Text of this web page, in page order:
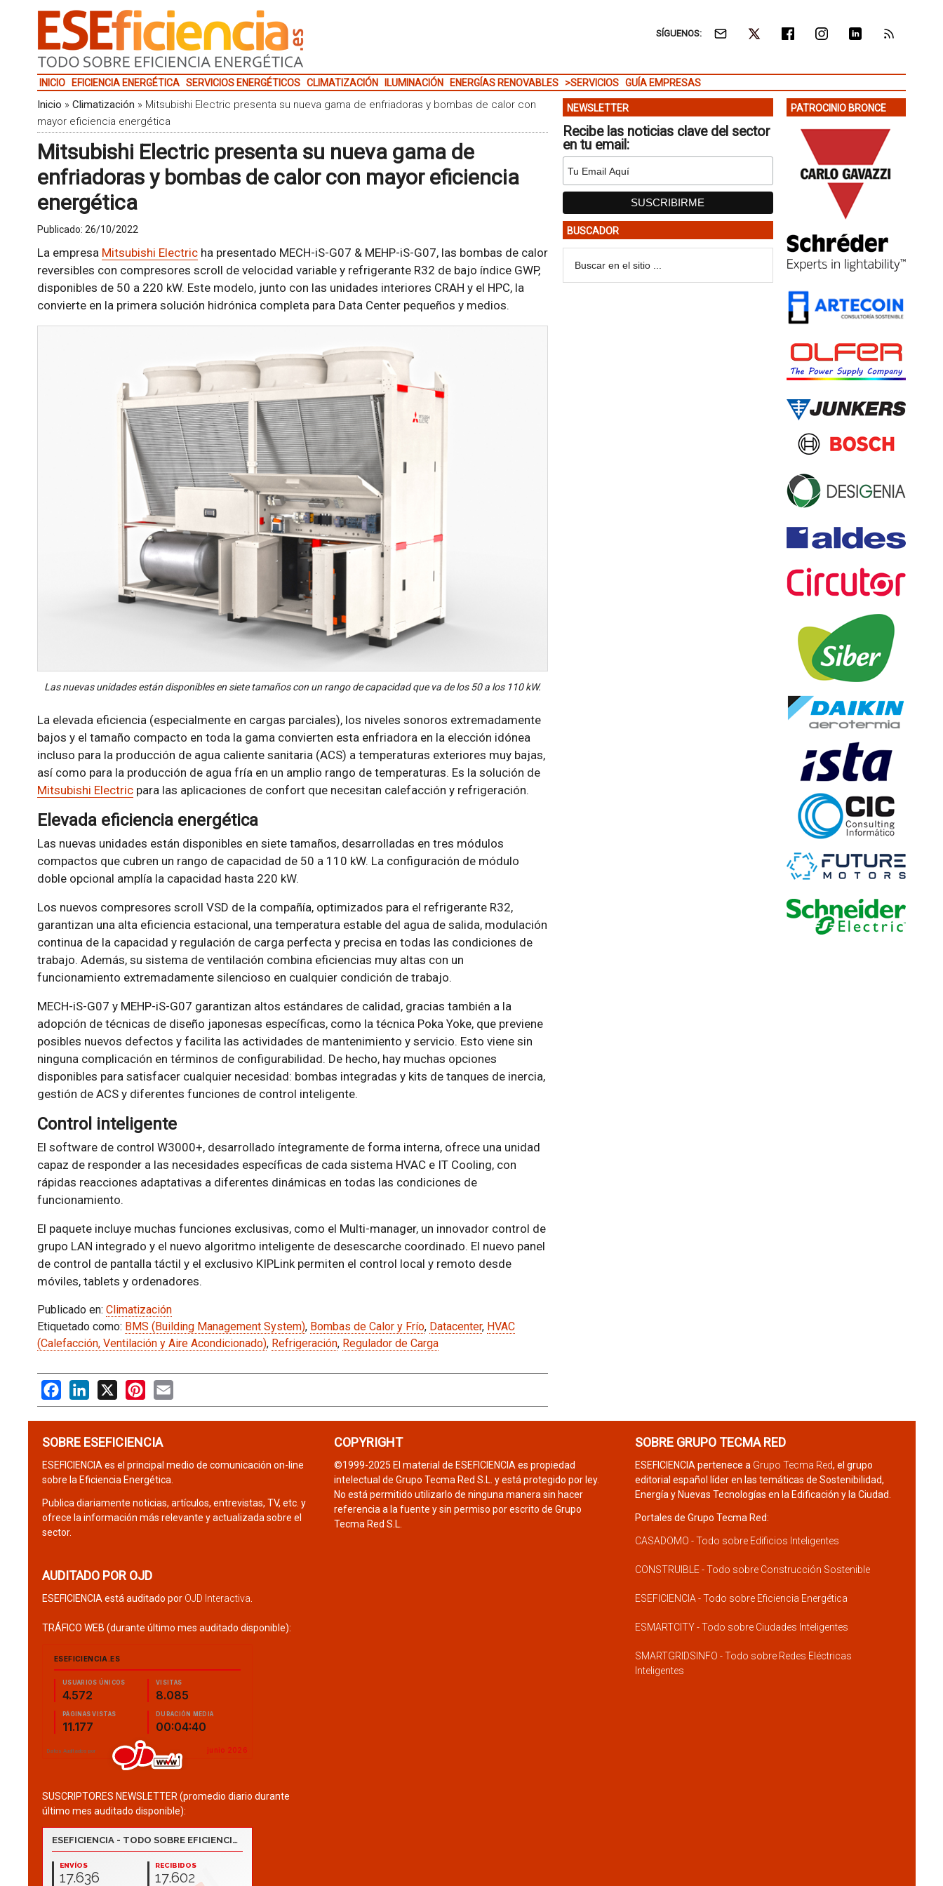
SÍGUENOS:
INICIO EFICIENCIA ENERGÉTICA SERVICIOS ENERGÉTICOS CLIMATIZACIÓN ILUMINACIÓN ENERGÍAS RENOVABLES >SERVICIOS GUÍA EMPRESAS
Inicio » Climatización » Mitsubishi Electric presenta su nueva gama de enfriadoras y bombas de calor con
mayor eficiencia energética
Mitsubishi Electric presenta su nueva gama de
enfriadoras y bombas de calor con mayor eficiencia
energética
Publicado: 26/10/2022
La empresa Mitsubishi Electricha presentado MECH-iS-G07 & MEHP-iS-G07, las bombas de calor
reversibles con compresores scroll de velocidad variable y refrigerante R32 de bajo índice GWP,
disponibles de 50 a 220 kW. Este modelo, junto con las unidades interiores CRAH y el HPC, la
convierte en la primera solución hidrónica completa para Data Center pequeños y medios.
Las nuevas unidades están disponibles en siete tamaños con un rango de capacidad que va de los 50 a los 110 kW.
La elevada eficiencia (especialmente en cargas parciales), los niveles sonoros extremadamente
bajos y el tamaño compacto en toda la gama convierten esta enfriadora en la elección idónea
incluso para la producción de agua caliente sanitaria (ACS) a temperaturas exteriores muy bajas,
así como para la producción de agua fría en un amplio rango de temperaturas. Es la solución de
Mitsubishi Electricpara las aplicaciones de confort que necesitan calefacción y refrigeración.
Elevada eficiencia energética
Las nuevas unidades están disponibles en siete tamaños, desarrolladas en tres módulos
compactos que cubren un rango de capacidad de 50 a 110 kW. La configuración de módulo
doble opcional amplía la capacidad hasta 220 kW.
Los nuevos compresores scroll VSD de la compañía, optimizados para el refrigerante R32,
garantizan una alta eficiencia estacional, una temperatura estable del agua de salida, modulación
continua de la capacidad y regulación de carga perfecta y precisa en todas las condiciones de
trabajo. Además, su sistema de ventilación combina eficiencias muy altas con un
funcionamiento extremadamente silencioso en cualquier condición de trabajo.
MECH-iS-G07 y MEHP-iS-G07 garantizan altos estándares de calidad, gracias también a la
adopción de técnicas de diseño japonesas específicas, como la técnica Poka Yoke, que previene
posibles nuevos defectos y facilita las actividades de mantenimiento y servicio. Esto viene sin
ninguna complicación en términos de configurabilidad. De hecho, hay muchas opciones
disponibles para satisfacer cualquier necesidad: bombas integradas y kits de tanques de inercia,
gestión de ACS y diferentes funciones de control inteligente.
Control inteligente
El software de control W3000+, desarrollado íntegramente de forma interna, ofrece una unidad
capaz de responder a las necesidades específicas de cada sistema HVAC e IT Cooling, con
rápidas reacciones adaptativas a diferentes dinámicas en todas las condiciones de
funcionamiento.
El paquete incluye muchas funciones exclusivas, como el Multi-manager, un innovador control de
grupo LAN integrado y el nuevo algoritmo inteligente de desescarche coordinado. El nuevo panel
de control de pantalla táctil y el exclusivo KIPLink permiten el control local y remoto desde
móviles, tablets y ordenadores.
Publicado en: Climatización
Etiquetado como: BMS (Building Management System), Bombas de Calor y Frío, Datacenter, HVAC
(Calefacción, Ventilación y Aire Acondicionado), Refrigeración, Regulador de Carga
FacebookLinkedIn Pinterest
NEWSLETTER
Recibe las noticias clave del sector
en tu email:
BUSCADOR
PATROCINIO BRONCE
SOBRE ESEFICIENCIA
ESEFICIENCIA es el principal medio de comunicación on-line
sobre la Eficiencia Energética.
Publica diariamente noticias, artículos, entrevistas, TV, etc. y
ofrece la información más relevante y actualizada sobre el
sector.
AUDITADO POR OJD
ESEFICIENCIA está auditado por OJD Interactiva.
TRÁFICO WEB (durante último mes auditado disponible):
SUSCRIPTORES NEWSLETTER (promedio diario durante
último mes auditado disponible):
COPYRIGHT
©1999-2025 El material de ESEFICIENCIA es propiedad
intelectual de Grupo Tecma Red S.L. y está protegido por ley.
No está permitido utilizarlo de ninguna manera sin hacer
referencia a la fuente y sin permiso por escrito de Grupo
Tecma Red S.L.
SOBRE GRUPO TECMA RED
ESEFICIENCIA pertenece a Grupo Tecma Red, el grupo
editorial español líder en las temáticas de Sostenibilidad,
Energía y Nuevas Tecnologías en la Edificación y la Ciudad.
Portales de Grupo Tecma Red:
CASADOMO - Todo sobre Edificios Inteligentes
CONSTRUIBLE - Todo sobre Construcción Sostenible
ESEFICIENCIA - Todo sobre Eficiencia Energética
ESMARTCITY - Todo sobre Ciudades Inteligentes
SMARTGRIDSINFO - Todo sobre Redes Eléctricas
Inteligentes